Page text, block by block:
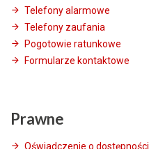
Telefony alarmowe
Telefony zaufania
Pogotowie ratunkowe
Formularze kontaktowe
Prawne
Oświadczenie o dostępności